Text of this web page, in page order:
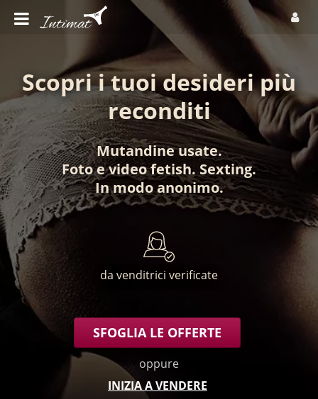
Scopri i tuoi desideri più
reconditi
Mutandine usate.
Fotoevideo fetish. Sexting.
In modo anonimo.
da venditrici verificate
SFOGLIA LE OFFERTE
oppure
INIZIA A VENDERE